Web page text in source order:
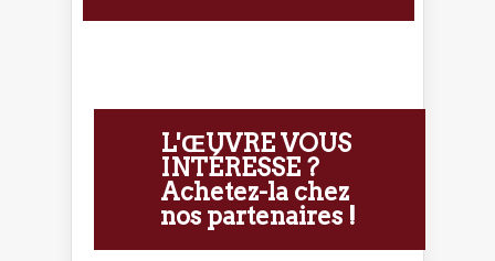
L'ŒUVRE VOUS
INTÉRESSE ?
Achetez-la chez
nos partenaires !